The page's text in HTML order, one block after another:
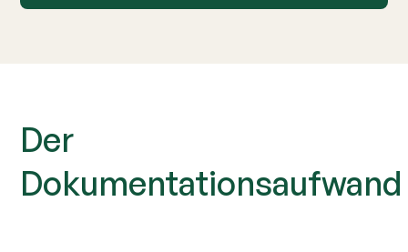
Der
Dokumentationsaufwand